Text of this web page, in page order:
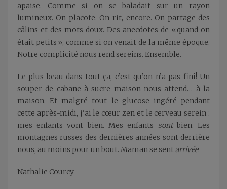
apaise. Comme si on se baladait sur un rayon
lumineux. On placote. On rit, encore. On partage des
câlins et des mots doux. Des anecdotes de « quand on
était petits », comme si on venait de la même époque.
Notre complicité nous rend sereins. Ensemble.
Le plus beau dans tout ça, c’est qu’on n’a pas fini! Un
souper de cabane à sucre maison nous attend… à la
maison. Et malgré tout le glucose ingéré pendant
cette après-midi, j’ai le cœur zen et le cerveau serein :
mes enfants vont bien. Mes enfants sontbien. Les
montagnes russes des dernières années sont derrière
nous, au moins pour un bout. Maman se sent arrivée.
Nathalie Courcy